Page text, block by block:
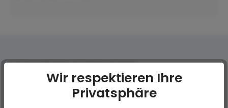
Ankerschienen mit Sperrstange
Wir respektieren Ihre
Privatsphäre